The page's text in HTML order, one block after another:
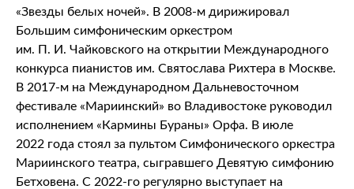
«Звезды белых ночей». В 2008-м дирижировал
Большим симфоническим оркестром
им. П. И. Чайковского на открытии Международного
конкурса пианистов им. Святослава Рихтера в Москве.
В 2017-м на Международном Дальневосточном
фестивале «Мариинский» во Владивостоке руководил
исполнением «Кармины Бураны» Орфа. В июле
2022 года стоял за пультом Симфонического оркестра
Мариинского театра, сыгравшего Девятую симфонию
Бетховена. С 2022-го регулярно выступает на